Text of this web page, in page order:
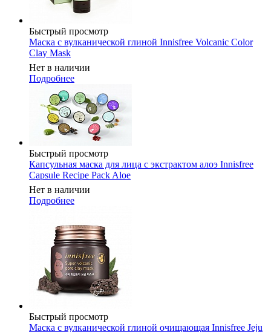
Быстрый просмотр
Маска c вулканической глиной Innisfree Volcanic Color
Clay Mask
Нет в наличии
Подробнее
Быстрый просмотр
Капсульная маска для лица с экстрактом алоэ Innisfree
Сapsule Recipe Pack Aloe
Нет в наличии
Подробнее
Быстрый просмотр
Маска с вулканической глиной очищающая Innisfree Jeju